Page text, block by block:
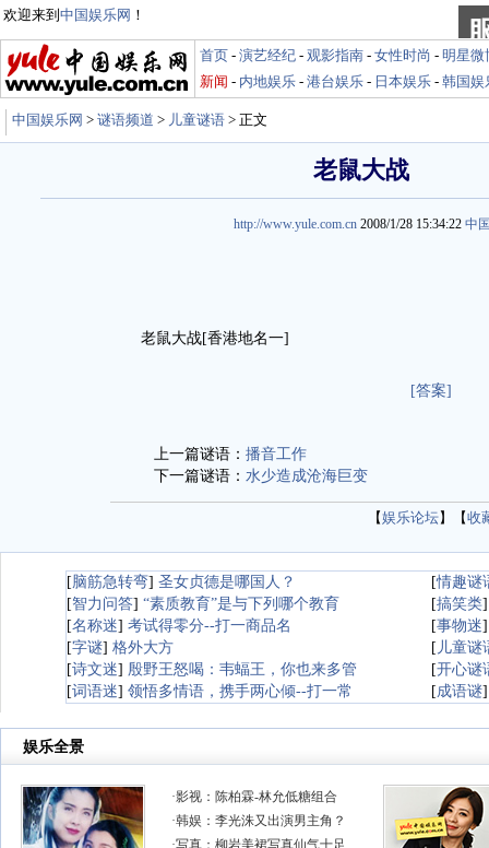
欢迎来到 中国娱乐网 ！
首页 - 演艺经纪 - 观影指南 - 女性时尚 - 明星微
新闻 - 内地娱乐 - 港台娱乐 - 日本娱乐 - 韩国娱
中国娱乐网 > 谜语频道 > 儿童谜语 > 正文
老鼠大战
http://www.yule.com.cn 2008/1/28 15:34:22 中
老鼠大战[香港地名一]
[答案]
上一篇谜语： 播音工作
下一篇谜语： 水少造成沧海巨变
【娱乐论坛】【收
[脑筋急转弯] 圣女贞德是哪国人？ [情趣谜
[智力问答] “素质教育”是与下列哪个教育 [搞笑类
[名称迷] 考试得零分--打一商品名 [事物迷
[字谜] 格外大方 [ 儿童谜
[诗文迷] 殷野王怒喝：韦蝠王，你也来多管 [开心谜
[词语迷] 领悟多情语，携手两心倾--打一常 [成语谜